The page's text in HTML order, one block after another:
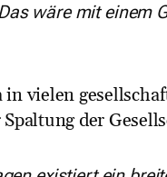
wäre mit einem
vielen
der